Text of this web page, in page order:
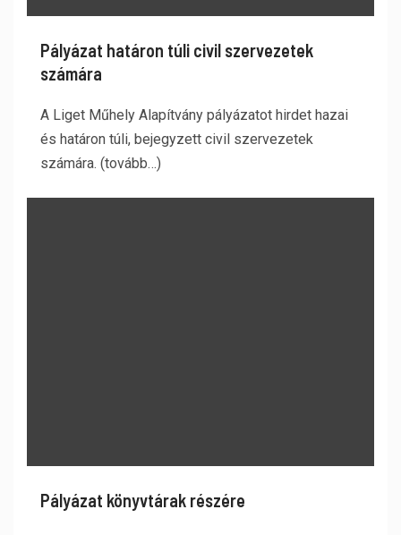
Pályázat határon túli civil szervezetek
számára
A Liget Műhely Alapítvány pályázatot hirdet hazai
és határon túli, bejegyzett civil szervezetek
számára. (tovább…)
Pályázat könyvtárak részére